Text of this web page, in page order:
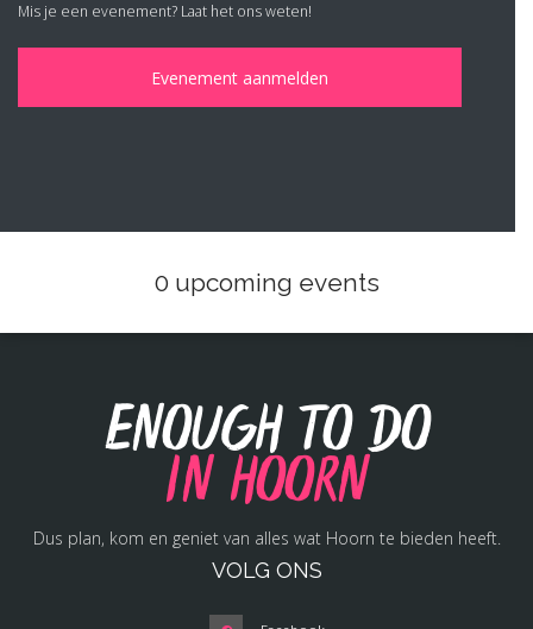
Mis je een evenement? Laat het ons weten!
0 upcoming events
Enough to do
in Hoorn
Dus plan, kom en geniet van alles wat Hoorn te bieden heeft.
VOLG ONS